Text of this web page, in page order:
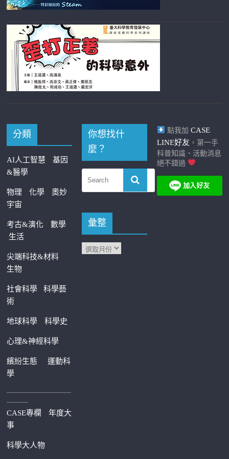
分類
AI人工智慧
基因
&醫學
物理 化學
奧妙
宇宙
考古&演化
數學
生活
尖端科技&材料
生物
社會科學科學藝
術
地球科學 科學史
心理&神經科學
繽紛生態運動科
學
—————————
———
CASE專欄
年度大
事
科學大人物
你想找什
麼？
彙整
點我加 CASE
LINE好友 ，第一手
科普知識、活動消息
絕不錯過